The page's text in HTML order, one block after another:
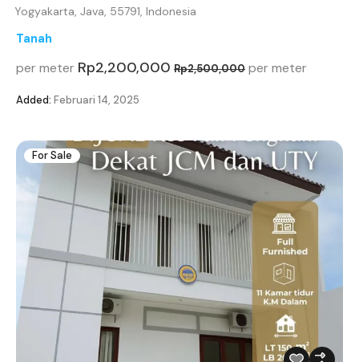
Yogyakarta, Java, 55791, Indonesia
Tanah
per meter Rp2,200,000 Rp2,500,000 per meter
Added: Februari 14, 2025
For Sale